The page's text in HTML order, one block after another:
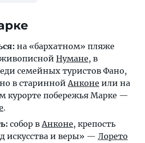
на «бархатном» пляже
Нумане, в
семейных туристов Фано,
в стариннойАнконе или на
курорте побережья Марке —
.
собор вАнконе, крепость
искусства и веры» — Лорето